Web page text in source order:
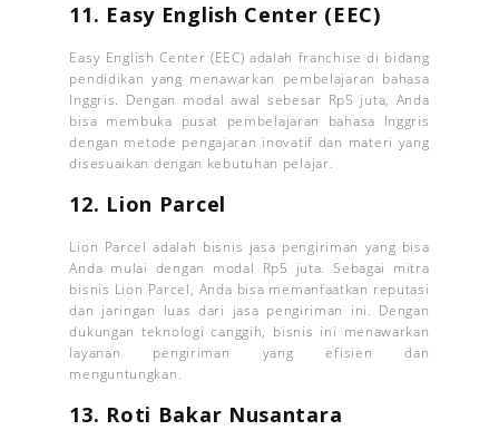
11. Easy English Center (EEC)
Easy English Center (EEC) adalah franchise di bidang
pendidikan yang menawarkan pembelajaran bahasa
Inggris. Dengan modal awal sebesar Rp5 juta, Anda
bisa membuka pusat pembelajaran bahasa Inggris
dengan metode pengajaran inovatif dan materi yang
disesuaikan dengan kebutuhan pelajar.
12. Lion Parcel
Lion Parcel adalah bisnis jasa pengiriman yang bisa
Anda mulai dengan modal Rp5 juta. Sebagai mitra
bisnis Lion Parcel, Anda bisa memanfaatkan reputasi
dan jaringan luas dari jasa pengiriman ini. Dengan
dukungan teknologi canggih, bisnis ini menawarkan
layanan pengiriman yang efisien dan
menguntungkan.
13. Roti Bakar Nusantara